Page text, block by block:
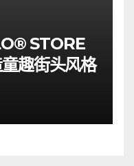
STORE
趣街头风格